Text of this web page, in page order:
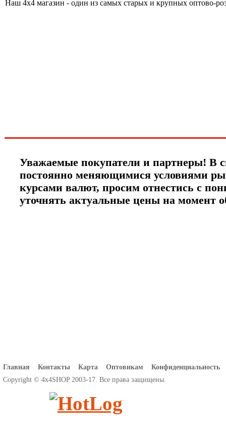
Наш 4x4 магазин - один из самых старых и крупных оптово-
Уважаемые покупатели и партнеры! В
постоянно меняющимися условиями
курсами валют, просим отнестись с
уточнять актуальные цены на момент
Главная Контакты Карта Оптовикам
Конфиденциальность
Copyright © 4x4SHOP 2003-17. Все права защищены.